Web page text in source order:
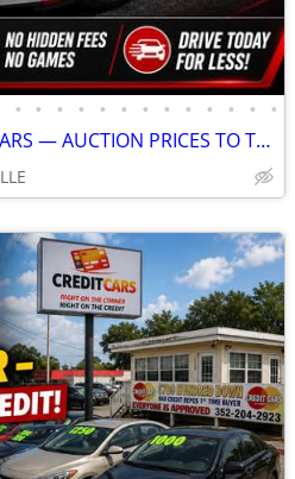
• • • • • • • • • • • • •
🚗 WHOLESALE DIRECT CARS — AUCTION PRICES TO THE PUBLIC! 🚗